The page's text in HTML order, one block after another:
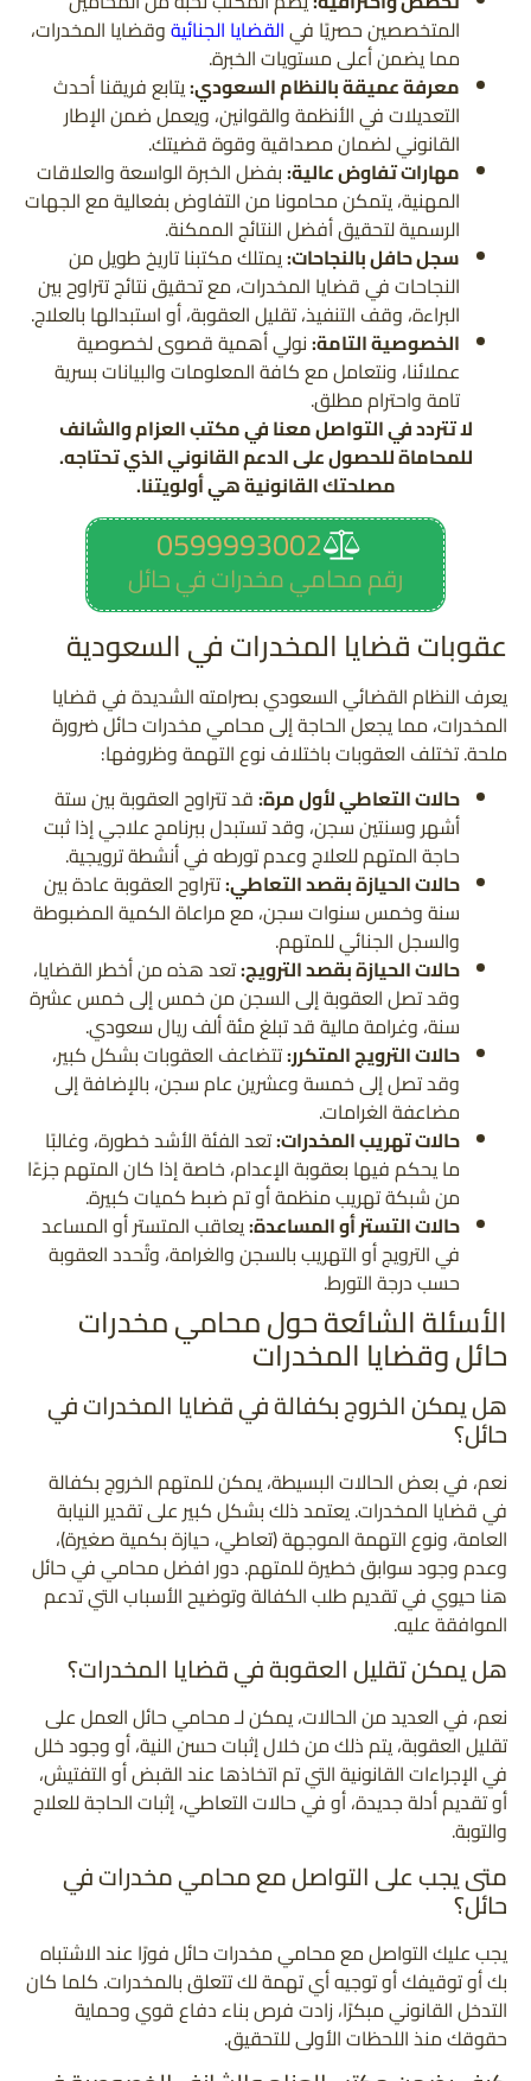
المتخصصين حصريًا فيالقضايا الجنائيةوقضايا المخدرات،
مما يضمن أعلى مستويات الخبرة.
معرفة عميقة بالنظام السعودي:يتابع فريقنا أحدث
التعديلات في الأنظمة والقوانين، ويعمل ضمن الإطار
القانوني لضمان مصداقية وقوة قضيتك.
مهارات تفاوض عالية:بفضل الخبرة الواسعة والعلاقات
المهنية، يتمكن محامونا من التفاوض بفعالية مع الجهات
الرسمية لتحقيق أفضل النتائج الممكنة.
سجل حافل بالنجاحات:يمتلك مكتبنا تاريخ طويل من
النجاحات في قضايا المخدرات، مع تحقيق نتائج تتراوح بين
البراءة، وقف التنفيذ، تقليل العقوبة، أو استبدالها بالعلاج.
الخصوصية التامة:نولي أهمية قصوى لخصوصية
عملائنا، ونتعامل مع كافة المعلومات والبيانات بسرية
تامة واحترام مطلق.
لا تتردد في التواصل معنا في مكتب العزام والشانف
للمحاماة للحصول على الدعم القانوني الذي تحتاجه.
مصلحتك القانونية هي أولويتنا.
0599993002
رقم محامي مخدرات في حائل
عقوبات قضايا المخدرات في السعودية
يعرف النظام القضائي السعودي بصرامته الشديدة في قضايا
المخدرات، مما يجعل الحاجة إلى محامي مخدرات حائل ضرورة
ملحة. تختلف العقوبات باختلاف نوع التهمة وظروفها:
حالات التعاطي لأول مرة:قد تتراوح العقوبة بين ستة
أشهر وسنتين سجن، وقد تستبدل ببرنامج علاجي إذا ثبت
حاجة المتهم للعلاج وعدم تورطه في أنشطة ترويجية.
حالات الحيازة بقصد التعاطي:تتراوح العقوبة عادة بين
سنة وخمس سنوات سجن، مع مراعاة الكمية المضبوطة
والسجل الجنائي للمتهم.
حالات الحيازة بقصد الترويج:تعد هذه من أخطر القضايا،
وقد تصل العقوبة إلى السجن من خمس إلى خمس عشرة
سنة، وغرامة مالية قد تبلغ مئة ألف ريال سعودي.
حالات الترويج المتكرر:تتضاعف العقوبات بشكل كبير،
وقد تصل إلى خمسة وعشرين عام سجن، بالإضافة إلى
مضاعفة الغرامات.
حالات تهريب المخدرات:تعد الفئة الأشد خطورة، وغالبًا
ما يحكم فيها بعقوبة الإعدام، خاصة إذا كان المتهم جزءًا
من شبكة تهريب منظمة أو تم ضبط كميات كبيرة.
حالات التستر أو المساعدة:يعاقب المتستر أو المساعد
في الترويج أو التهريب بالسجن والغرامة، وتُحدد العقوبة
حسب درجة التورط.
الأسئلة الشائعة حول محامي مخدرات
حائل وقضايا المخدرات
هل يمكن الخروج بكفالة في قضايا المخدرات في
حائل؟
نعم، في بعض الحالات البسيطة، يمكن للمتهم الخروج بكفالة
في قضايا المخدرات. يعتمد ذلك بشكل كبير على تقدير النيابة
العامة، ونوع التهمة الموجهة (تعاطي، حيازة بكمية صغيرة)،
وعدم وجود سوابق خطيرة للمتهم. دور افضل محامي في حائل
هنا حيوي في تقديم طلب الكفالة وتوضيح الأسباب التي تدعم
الموافقة عليه.
هل يمكن تقليل العقوبة في قضايا المخدرات؟
نعم، في العديد من الحالات، يمكن لـ محامي حائل العمل على
تقليل العقوبة، يتم ذلك من خلال إثبات حسن النية، أو وجود خلل
في الإجراءات القانونية التي تم اتخاذها عند القبض أو التفتيش،
أو تقديم أدلة جديدة، أو في حالات التعاطي، إثبات الحاجة للعلاج
والتوبة.
متى يجب على التواصل مع محامي مخدرات في
حائل؟
يجب عليك التواصل مع محامي مخدرات حائل فورًا عند الاشتباه
بك أو توقيفك أو توجيه أي تهمة لك تتعلق بالمخدرات. كلما كان
التدخل القانوني مبكرًا، زادت فرص بناء دفاع قوي وحماية
حقوقك منذ اللحظات الأولى للتحقيق.